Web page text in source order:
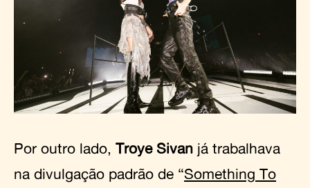
Por outro lado, Troye Sivan já trabalhava
na divulgação padrão de “Something To